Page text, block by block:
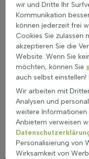
Der Aprikosenbaum
an einem warmen,
Stunden Sonne am
einer Hauswand, hilft
stabile Krone. Der
durchlässig sein.
leichter Tonboden,
Lehmboden mit leicht
Staunässe schadet,
Boden ist ideal. Keine
damit Wasser und Luft
Lage sorgt für kräftiges
aromatische Früchte
sein volles Potenzial
wir und Dritte Ihr
Kommunikation
können jederzeit frei
Cookies Sie zulassen
akzeptieren Sie die
Website. Wenn Sie
möchten, können Sie
auch selbst einstellen!
Wir arbeiten mit
Analysen und
weitere Informationen
Anbietern verweisen
Personalisierung von
Wirksamkeit von